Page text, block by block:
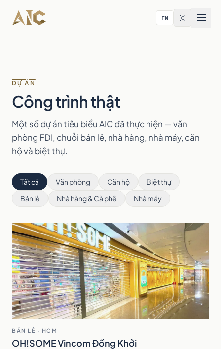
Bỏ qua tới nội dung
EN
DỰ ÁN
Công trình thật
Một số dự án tiêu biểu AIC đã thực hiện — văn
phòng FDI, chuỗi bán lẻ, nhà hàng, nhà máy, căn
hộ và biệt thự.
Tất cả Văn phòng Căn hộ
Biệt thự
Bán lẻ
Nhà hàng & Cà phê Nhà máy
BÁN LẺ · HCM
OH!SOME Vincom Đồng Khởi